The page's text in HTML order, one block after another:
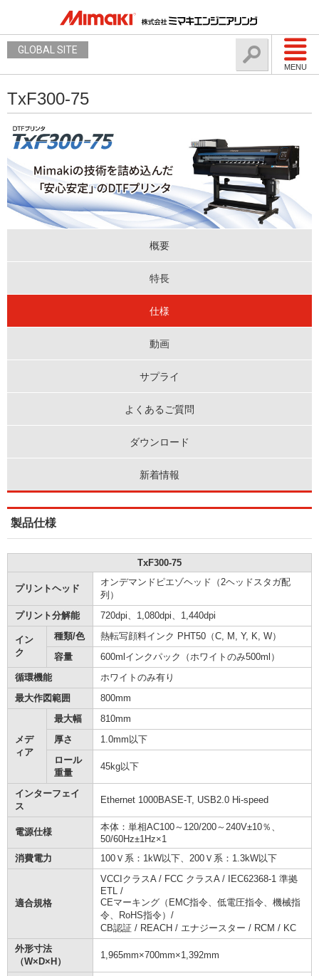
MENU
GLOBAL SITE
TxF300-75
概要
特長
仕様
動画
サプライ
よくあるご質問
ダウンロード
新着情報
製品仕様
TxF300-75
プリントヘッド
オンデマンドピエゾヘッド（2ヘッドスタガ配
列）
プリント分解能
720dpi、1,080dpi、1,440dpi
イン
ク
種類/色
熱転写顔料インク PHT50（C, M, Y, K, W）
容量
600mlインクパック（ホワイトのみ500ml）
循環機能
ホワイトのみ有り
最大作図範囲
800mm
メデ
ィア
最大幅
810mm
厚さ
1.0mm以下
ロール
重量
45kg以下
インターフェイ
ス
Ethernet 1000BASE-T, USB2.0 Hi-speed
電源仕様
本体：単相AC100～120/200～240V±10％、
50/60Hz±1Hz×1
消費電力
100Ｖ系：1kW以下、200Ｖ系：1.3kW以下
適合規格
VCCIクラスA / FCC クラスA / IEC62368-1 準拠
ETL /
CEマーキング（EMC指令、低電圧指令、機械指
令、RoHS指令）/
CB認証 / REACH / エナジースター / RCM / KC
外形寸法
（W×D×H）
1,965mm×700mm×1,392mm